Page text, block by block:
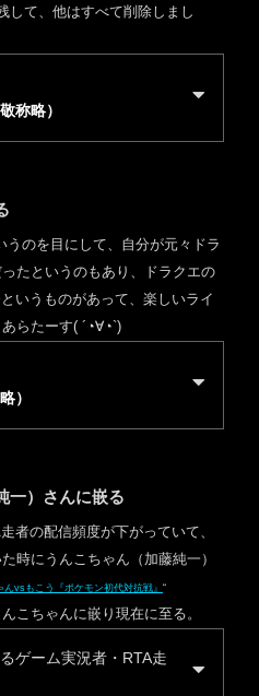
して、他はすべて削除しまし
称略）
うのを目にして、自分が元々ドラ
たというのもあり、ドラクエの
いうものがあって、楽しいライ
らたーす( ´◔∀◔`)ゞ
）
一）さんに嵌る
者の配信頻度が下がっていて、
時にうんこちゃん（加藤純一）
んvsもこう『ポケモン初代対抗戦』 “
こちゃんに嵌り現在に至る。
ゲーム実況者・RTA走